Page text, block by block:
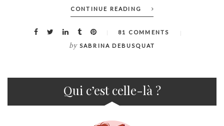
CONTINUE READING
81 COMMENTS
by SABRINA DEBUSQUAT
Qui c’est celle-là ?